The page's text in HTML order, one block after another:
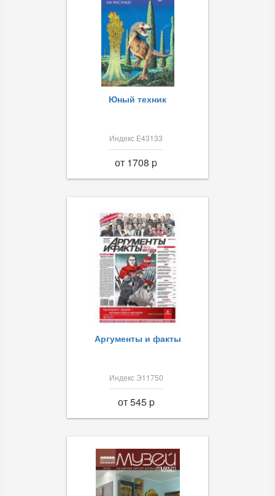
Юный техник
Индекс Е43133
от 1708 p
Аргументы и факты
Индекс Э11750
от 545 p